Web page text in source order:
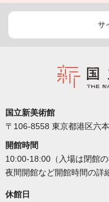
サ
国立新美術館
〒106-8558 東京都港区六
開館時間
10:00-18:00（入場は閉館の
夜間開館など開館時間の詳
休館日